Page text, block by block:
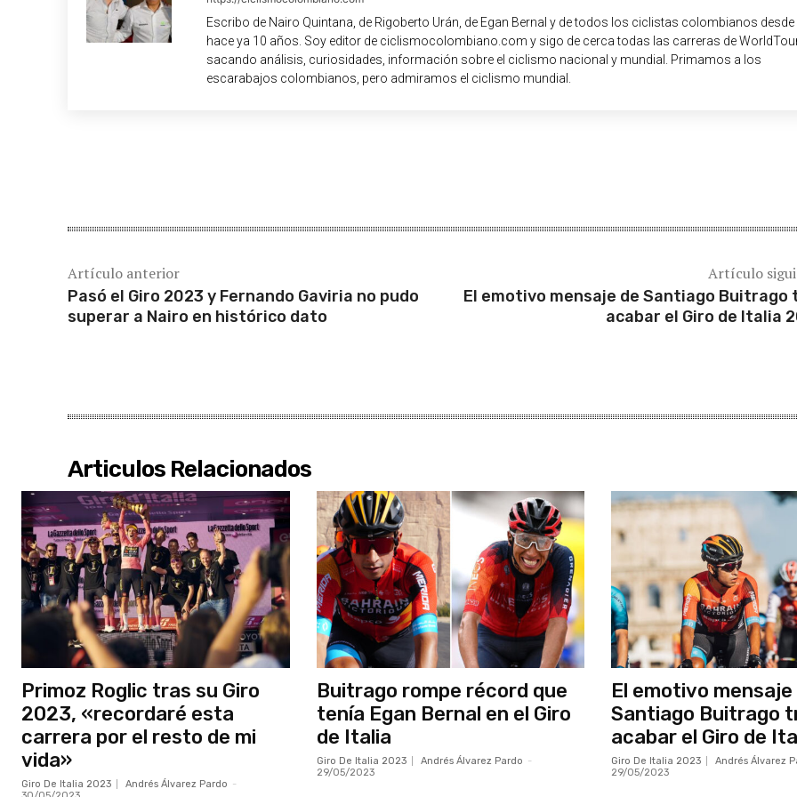
Escribo de Nairo Quintana, de Rigoberto Urán, de Egan Bernal y de todos los ciclistas colombianos desde
hace ya 10 años. Soy editor de ciclismocolombiano.com y sigo de cerca todas las carreras de
sacando análisis, curiosidades, información sobre el ciclismo nacional y mundial. Primamos a los
escarabajos colombianos, pero admiramos el ciclismo mundial.
Artículo anterior
Pasó el Giro 2023 y Fernando Gaviria no pudo
superar a Nairo en histórico dato
Artículo
El emotivo mensaje de Santiago Buitrago
acabar el Giro de Italia
Articulos Relacionados
Primoz Roglic tras su Giro
2023, «recordaré esta
carrera por el resto de mi
vida»
Giro De Italia 2023 Andrés Álvarez Pardo -
Buitrago rompe récord que
tenía Egan Bernal en el Giro
de Italia
Giro De Italia 2023 Andrés Álvarez Pardo -
29/05/2023
El emotivo mensaje
Santiago Buitrago
acabar el Giro de
Giro De Italia 2023 Andrés Álvarez
29/05/2023